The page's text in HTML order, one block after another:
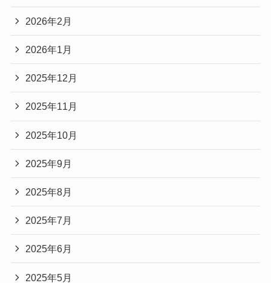
2026年2月
2026年1月
2025年12月
2025年11月
2025年10月
2025年9月
2025年8月
2025年7月
2025年6月
2025年5月